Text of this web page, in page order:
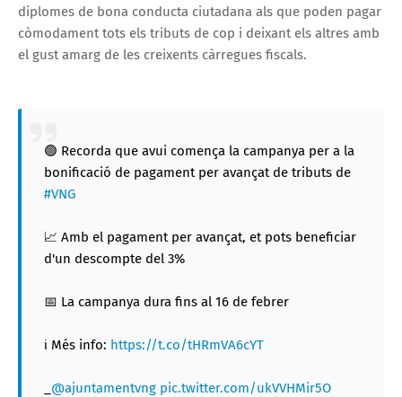
diplomes de bona conducta ciutadana als que poden pagar
còmodament tots els tributs de cop i deixant els altres amb
el gust amarg de les creixents càrregues fiscals.
🟢 Recorda que avui comença la campanya per a la
bonificació de pagament per avançat de tributs de
#VNG
📈 Amb el pagament per avançat, et pots beneficiar
d'un descompte del 3%
📅 La campanya dura fins al 16 de febrer
ℹ️ Més info: https://t.co/tHRmVA6cYT
@ajuntamentvng pic.twitter.com/ukVVHMir5O